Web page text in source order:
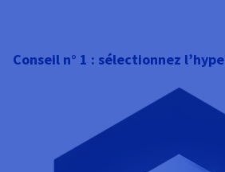
Conseil n° 1 : sélectionnez